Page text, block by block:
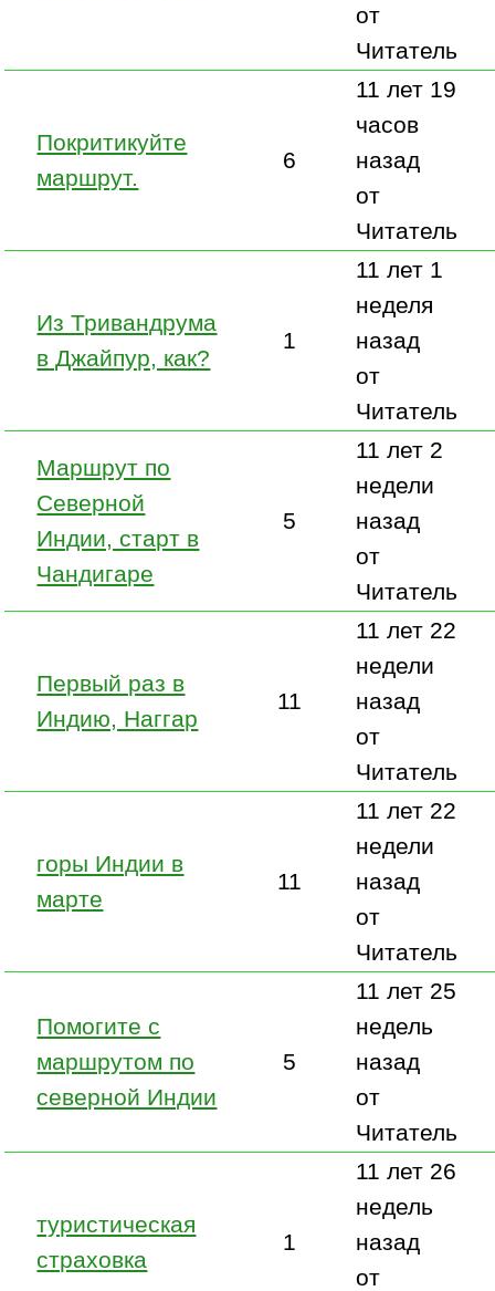
от
Читатель
Покритикуйте
маршрут.
6
11 лет 19
часов
назад
от
Читатель
Из Тривандрума
в Джайпур, как?
1
11 лет 1
неделя
назад
от
Читатель
Маршрут по
Северной
Индии, старт в
Чандигаре
5
11 лет 2
недели
назад
от
Читатель
Первый раз в
Индию, Наггар
11
11 лет 22
недели
назад
от
Читатель
горы Индии в
марте
11
11 лет 22
недели
назад
от
Читатель
Помогите с
маршрутом по
северной Индии
5
11 лет 25
недель
назад
от
Читатель
туристическая
страховка
1
11 лет 26
недель
назад
от